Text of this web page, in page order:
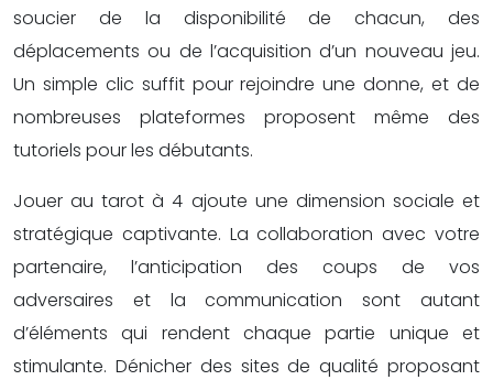
soucier de la disponibilité de chacun, des
déplacements ou de l’acquisition d’un nouveau jeu.
Un simple clic suffit pour rejoindre une donne, et de
nombreuses plateformes proposent même des
tutoriels pour les débutants.
Jouer au tarot à 4 ajoute une dimension sociale et
stratégique captivante. La collaboration avec votre
partenaire, l’anticipation des coups de vos
adversaires et la communication sont autant
d’éléments qui rendent chaque partie unique et
stimulante. Dénicher des sites de qualité proposant